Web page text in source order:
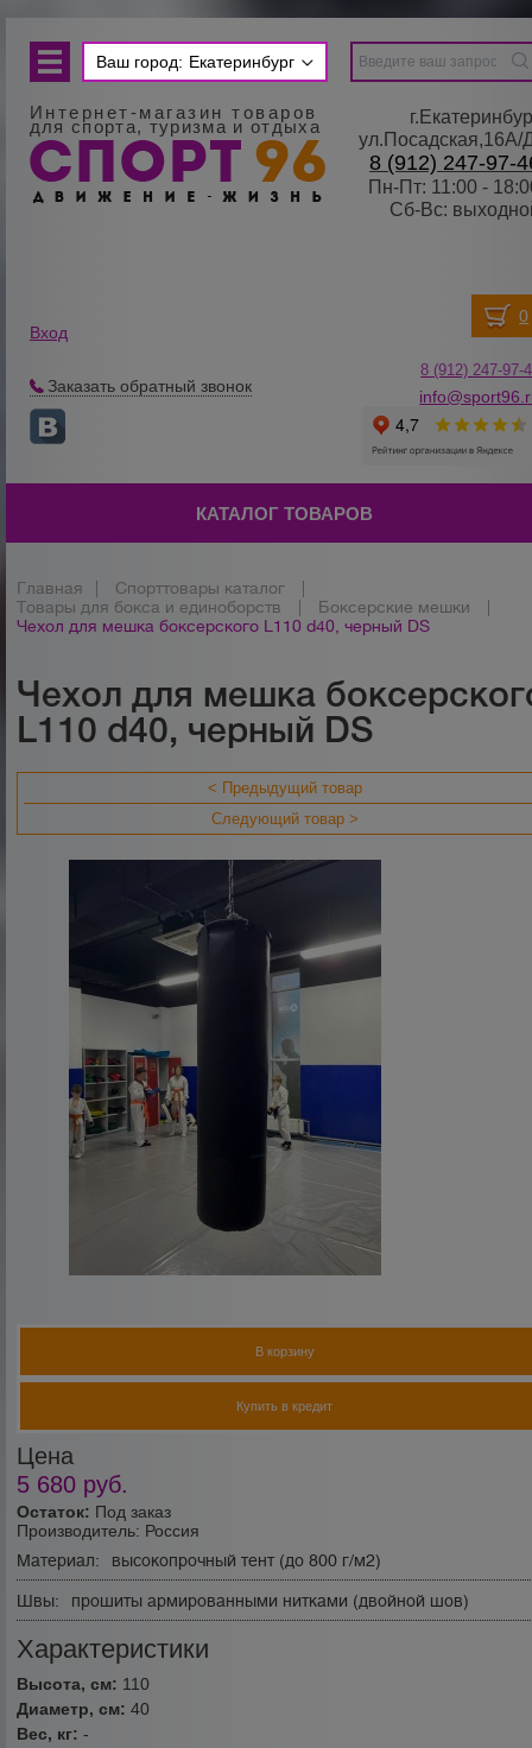
Ваш город: Екатеринбург
Интернет-магазин товаров
для спорта, туризма и отдыха
8 (912) 247-97-
Пн-Пт: 11:00 -
Сб-Вс:
Вход
Заказать обратный звонок
8 (912) 247-97-
КАТАЛОГ ТОВАРОВ
Главная Спорттовары каталог
Товары для бокса и единоборств
Боксерские мешки
Чехол для мешка боксерского L110 d40, черный DS
Чехол для мешка
L110 d40, черный DS
< Предыдущий товар
Следующий товар >
Остаток: Под заказ
Производитель: Россия
Материал:
высокопрочный тент (до 800 г/м2)
Швы: прошиты армированными нитками (двойной шов)
Характеристики
Высота, см: 110
Диаметр, см:40
Вес, кг:-
Цена
5 680 руб.
В корзину
Купить в кредит